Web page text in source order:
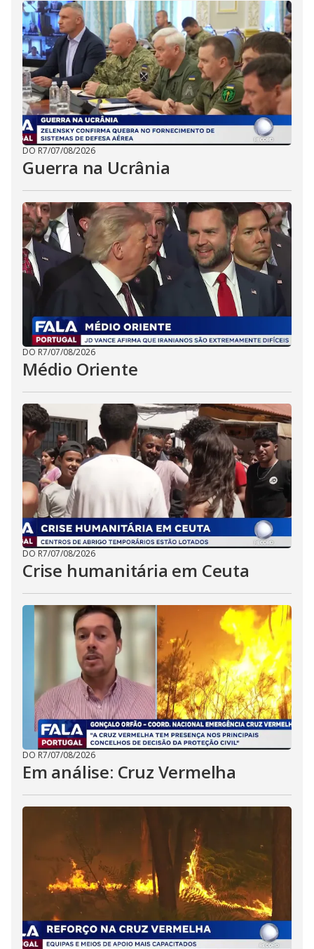
DO R7/07/08/2026
Guerra na Ucrânia
DO R7/07/08/2026
Médio Oriente
DO R7/07/08/2026
Crise humanitária em Ceuta
DO R7/07/08/2026
Em análise: Cruz Vermelha